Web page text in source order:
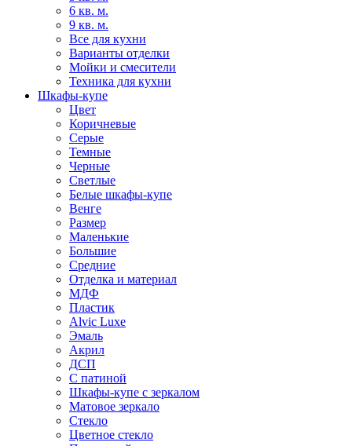
6 кв. м.
9 кв. м.
Все для кухни
Варианты отделки
Мойки и смесители
Техника для кухни
Шкафы-купе
Цвет
Коричневые
Серые
Темные
Черные
Светлые
Белые шкафы-купе
Венге
Размер
Маленькие
Большие
Средние
Отделка и материал
МДФ
Пластик
Alvic Luxe
Эмаль
Акрил
ДСП
С патиной
Шкафы-купе с зеркалом
Матовое зеркало
Стекло
Цветное стекло